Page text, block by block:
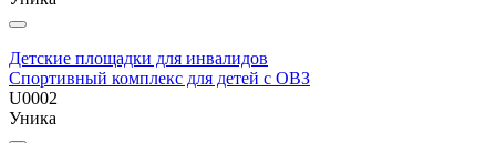
Детские площадки для инвалидов
Спортивный комплекс для детей с ОВЗ
U0002
Уника